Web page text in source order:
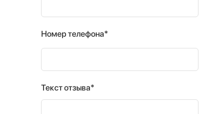
Номер телефона*
Текст отзыва*